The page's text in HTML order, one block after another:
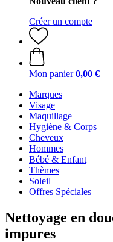
Créer un compte
Mon panier 0,00 €
Marques
Visage
Maquillage
Hygiène & Corps
Cheveux
Hommes
Bébé & Enfant
Thèmes
Soleil
Offres Spéciales
Nettoyage en
impures